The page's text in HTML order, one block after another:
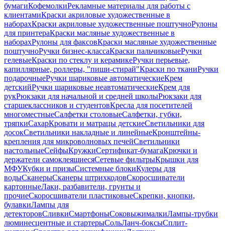
бумагиКофемолкиРекламные материалы для работы с
клиентамиКраски акриловые художественные в
наборахКраски акриловые художественные поштучноРулоны
для принтераКраски масляные художественные в
наборахРулоны для факсовКраски масляные художественные
поштучноРучки бизнес-классаКраски пальчиковыеРучки
гелевыеКраски по стеклу и керамикеРучки перьевые,
капиллярные, роллеры, "пиши-стирай"Краски по тканиРучки
подарочныеРучки шариковые автоматическиеКрем
детскийРучки шариковые неавтоматическиеКрем для
рукРюкзаки для начальной и средней школыРюкзаки для
старшеклассников и студентовКресла для посетителей
многоместныеСалфетки столовыеСалфетки, губки,
тряпкиСахарКровати и матрацы детскиеСветильники для
досокСветильники накладные и линейныеКронштейны-
крепления для микроволновых печейСветильники
настольныеСейфыКружкиСертификат-бумагаКрючки и
держатели самоклеящиесяСетевые фильтрыКрышки для
МФУКубки и призыСистемные блокиКулеры для
водыСканерыСканеры штрихкодовСкоросшиватели
картонныеЛаки, разбавители, грунты и
прочиеСкоросшиватели пластиковыеСкрепки, кнопки,
булавкиЛампы для
детекторовСливкиСмартфоныСоковыжималкиЛампы-трубки
люминесцентные и стартерыСольЛанч-боксыСплит-